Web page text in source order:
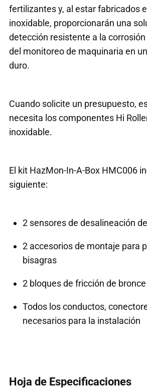
fertilizantes y, al estar fabricados
inoxidable, proporcionarán una
detección resistente a la
del monitoreo de maquinaria en
duro.
Cuando solicite un presupuesto,
necesita los componentes Hi
inoxidable.
El kit HazMon-In-A-Box HMC006
siguiente:
2 sensores de desalineación
2 accesorios de montaje para
bisagras
2 bloques de fricción de bronce
Todos los conductos,
necesarios para la instalación
Hoja de Especificaciones